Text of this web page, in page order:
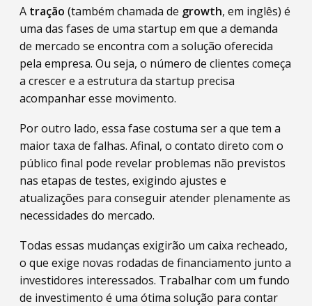
A tração (também chamada de growth, em inglês) é
uma das fases de uma startup em que a demanda
de mercado se encontra com a solução oferecida
pela empresa. Ou seja, o número de clientes começa
a crescer e a estrutura da startup precisa
acompanhar esse movimento.
Por outro lado, essa fase costuma ser a que tem a
maior taxa de falhas. Afinal, o contato direto com o
público final pode revelar problemas não previstos
nas etapas de testes, exigindo ajustes e
atualizações para conseguir atender plenamente as
necessidades do mercado.
Todas essas mudanças exigirão um caixa recheado,
o que exige novas rodadas de financiamento junto a
investidores interessados. Trabalhar com um fundo
de investimento é uma ótima solução para contar